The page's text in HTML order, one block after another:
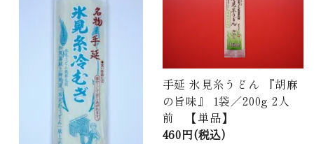
手延 氷見糸うどん 『胡麻
の旨味』 1袋／200g 2人
前 【単品】
460円(税込)